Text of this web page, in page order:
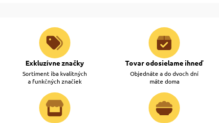
Exkluzívne značky
Sortiment iba kvalitných
a funkčných značiek
Tovar odosielame ihneď
Objednáte a do dvoch dní
máte doma